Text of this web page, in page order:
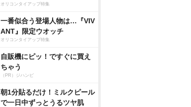
オリコンタイアップ特集
一番似合う登場人物は…『VIV
ANT』限定ウオッチ
オリコンタイアップ特集
自販機にピッ！ですぐに買え
ちゃう
（PR）ジハンピ
朝1分貼るだけ！ミルクピール
で一日中ずっとうるツヤ肌